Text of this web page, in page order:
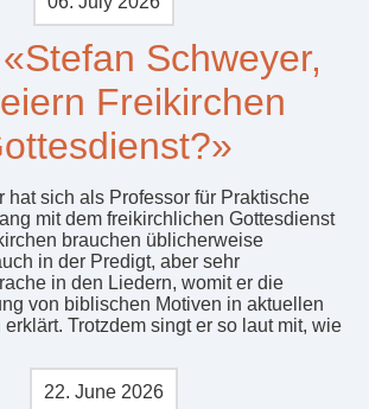
Schweyer,
Freikirchen
hat sich als Professor für Praktische
mit dem freikirchlichen Gottesdienst
brauchen üblicherweise
in der Predigt, aber sehr
in den Liedern, womit er die
von biblischen Motiven in aktuellen
Trotzdem singt er so laut mit, wie
22. June 2026